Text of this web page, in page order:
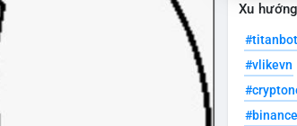
Xu
#titanbot
#vlikevn